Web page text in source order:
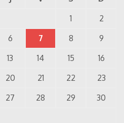
1
2
6 7 8
9
13 14 15
16
20 21 22
23
27 28 29
30